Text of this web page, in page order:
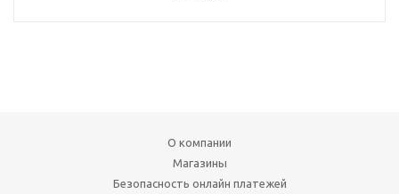
О компании
Магазины
Безопасность онлайн платежей